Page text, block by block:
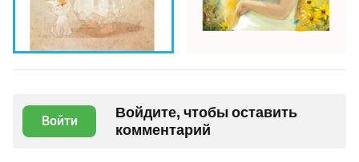
Войти
Войдите, чтобы оставить
комментарий